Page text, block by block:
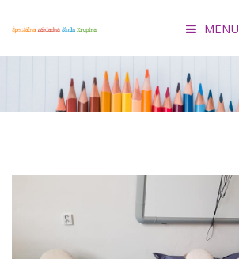
MENU
ÚVOD
O ŠKOLE
AKTIVITY